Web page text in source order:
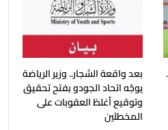
بعد واقعة الشجار.. وزير الرياضة
يوجّه اتحاد الجودو بفتح تحقيق
وتوقيع أغلظ العقوبات على
المخطئين